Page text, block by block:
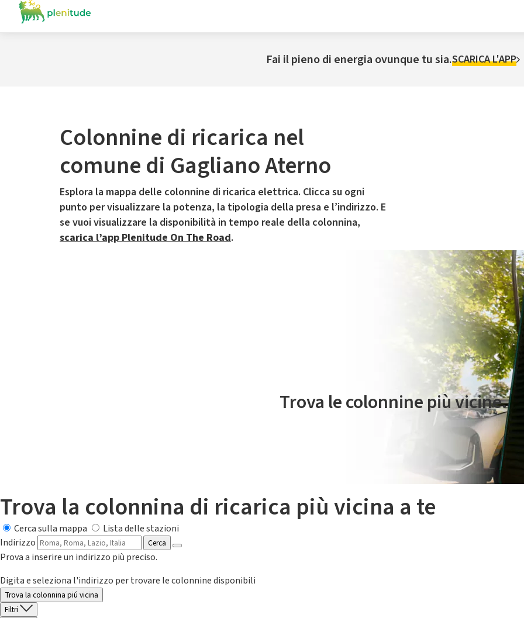
Fai il pieno di energia ovunque tu sia.SCARICA L'APP
Colonnine di ricarica nel
comune di Gagliano Aterno
Esplora la mappa delle colonnine di ricarica elettrica. Clicca su ogni
punto per visualizzare la potenza, la tipologia della presa e l’indirizzo. E
se vuoi visualizzare la disponibilità in tempo reale della colonnina,
scarica l’app Plenitude On The Road.
Il servizio di mobilità elettrica è gestito da Plenitude On The Road
Trova le colonnine più vicine.
Trova la colonnina di ricarica più vicina a te
Cerca sulla mappa
Lista delle stazioni
Indirizzo
Cerca
Prova a inserire un indirizzo più preciso.
Digita e seleziona l'indirizzo per trovare le colonnine disponibili
Trova la colonnina piú vicina
Filtri